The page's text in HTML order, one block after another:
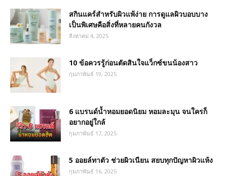
สกินแคร์สำหรับผิวแพ้ง่าย การดูแลผิวบอบบาง
เป็นพิเศษคือสิ่งที่หลายคนกังวล
สิงหาคม 4, 2025
10 ข้อควรรู้ก่อนตัดสินใจแว็กซ์ขนน้องสาว
กุมภาพันธ์ 19, 2025
6 แบรนด์น้ำหอมยอดนิยม หอมละมุน จนใครก็
อยากอยู่ใกล้
กุมภาพันธ์ 17, 2025
5 ออยล์ทาตัว ช่วยผิวเนียน สยบทุกปัญหาผิวแห้ง
กุมภาพันธ์ 16, 2025